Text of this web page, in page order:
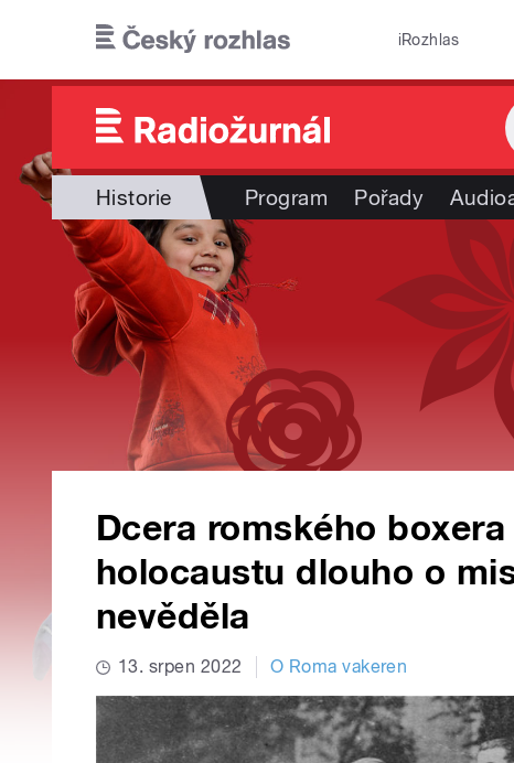
iRozhlas
Historie Program Pořady
Dcera romského
holocaustu dlouho o
nevěděla
13. srpen 2022 O Roma vakeren